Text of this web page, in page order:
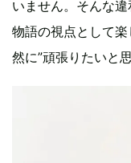
いません。そんな
物語の視点として
然に”頑張りたいと